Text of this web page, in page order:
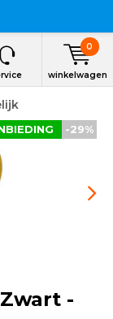
winkelwagen
0
-29%
-